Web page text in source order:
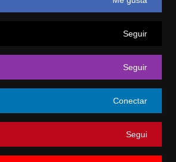
Seguir
Seguir
Conectar
Segui